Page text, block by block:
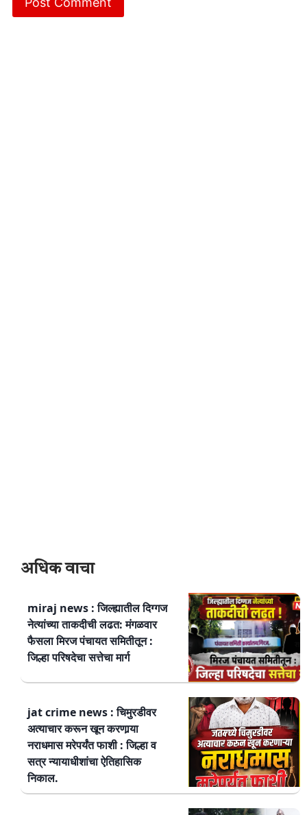
अधिक वाचा
miraj news : जिल्ह्यातील दिग्गज
नेत्यांच्या ताकदीची लढत: मंगळवार
फैसला मिरज पंचायत समितीतून :
जिल्हा परिषदेचा सत्तेचा मार्ग
jat crime news : चिमुरडीवर
अत्याचार करून खून करणार्‍या
नराधमास मरेपर्यंत फाशी : जिल्हा व
सत्र न्यायाधीशांचा ऐतिहासिक
निकाल.